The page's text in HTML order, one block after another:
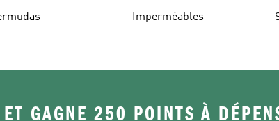
Imperméables
GAGNE 250 POINTS À